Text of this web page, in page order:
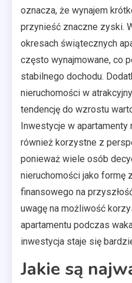
oznacza, że wynajem
przynieść znaczne zyski.
okresach świątecznych
często wynajmowane, co
stabilnego dochodu.
nieruchomości w
tendencję do wzrostu
Inwestycje w apartamenty
również korzystne z
ponieważ wiele osób
nieruchomości jako formę
finansowego na
uwagę na możliwość
apartamentu podczas
inwestycja staje się
Jakie są